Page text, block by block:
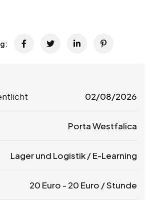
02/08/2026
Porta Westfalica
Lager und Logistik / E-Learning
20 Euro - 20 Euro / Stunde